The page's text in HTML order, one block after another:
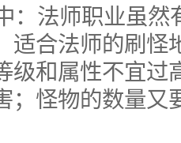
：法师职业虽
适合法师的刷怪
级和属性不宜过
；怪物的数量又